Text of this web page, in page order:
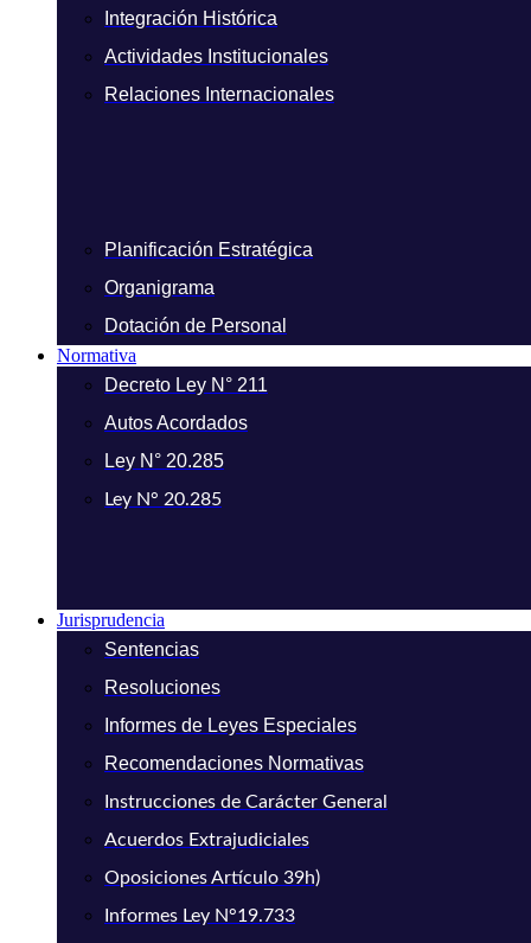
Integración Histórica
Actividades Institucionales
Relaciones Internacionales
Planificación Estratégica
Organigrama
Dotación de Personal
Normativa
Decreto Ley N° 211
Autos Acordados
Ley N° 20.285
Ley N° 20.285
Jurisprudencia
Sentencias
Resoluciones
Informes de Leyes Especiales
Recomendaciones Normativas
Instrucciones de Carácter General
Acuerdos Extrajudiciales
Oposiciones Artículo 39h)
Informes Ley N°19.733